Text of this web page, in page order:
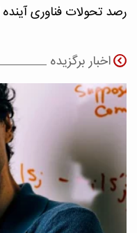
رصد تحولات فناوری
اخبار برگزیده